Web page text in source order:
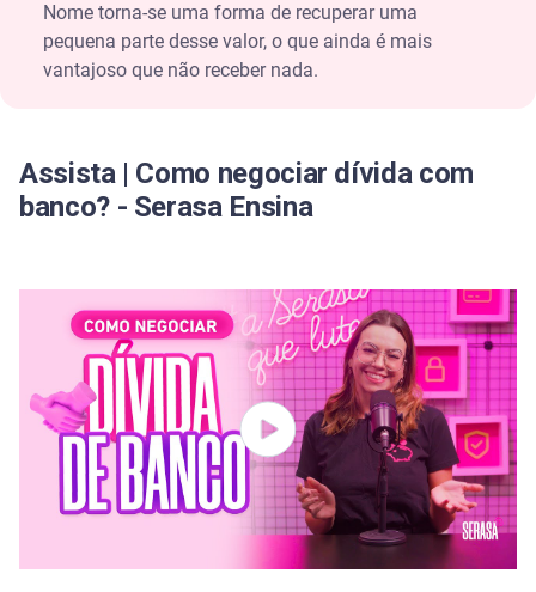
Nome torna-se uma forma de recuperar uma
pequena parte desse valor, o que ainda é mais
vantajoso que não receber nada.
Assista | Como negociar dívida com
banco? - Serasa Ensina